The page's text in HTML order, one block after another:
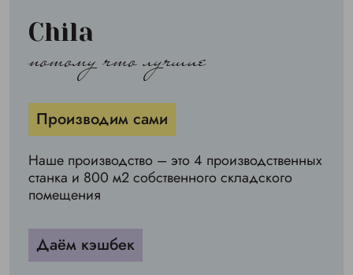
Chila
потому что лучшие
Производим сами
Наше производство – это 4 производственных
станка и 800 м2 собственного складского
помещения
Даём кэшбек